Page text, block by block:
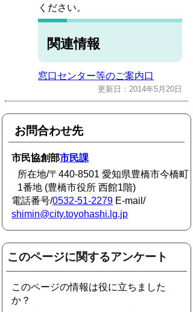
ください。
関連情報
窓口センター等のご案内口
更新日：2014年5月20日
お問合わせ先
市民協創部市民課
所在地/〒440-8501 愛知県豊橋市今橋町
1番地 (豊橋市役所 西館1階)
電話番号/0532-51-2279 E-mail/
shimin@city.toyohashi.lg.jp
このページに関するアンケート
このページの情報は役に立ちました
か？